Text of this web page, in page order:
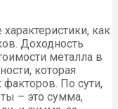
как
Доходность
металла в
которая
По сути,
– это сумма,